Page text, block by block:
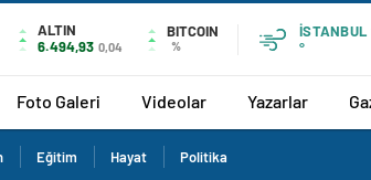
ALTIN
6.494,93 0,04
BITCOIN
%
İSTANBUL
°
Foto Galeri Videolar Yazarlar
Eğitim Hayat Politika